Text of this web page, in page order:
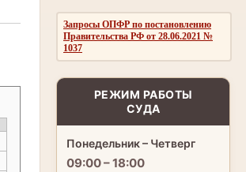
Запросы ОПФР по постановлению
Правительства РФ от 28.06.2021 №
1037
РЕЖИМ РАБОТЫ
СУДА
Понедельник – Четверг
09:00 – 18:00